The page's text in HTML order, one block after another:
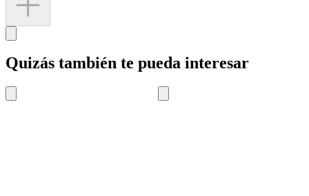
Quizás también te pueda interesar